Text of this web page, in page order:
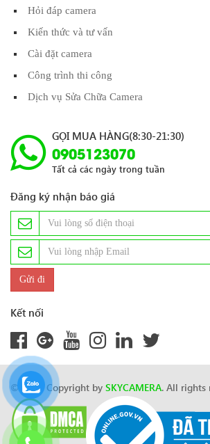
Hỏi đáp camera
Kiến thức và tư vấn
Cài đặt camera
Công trình thi công
Dịch vụ Sửa Chữa Camera
GỌI MUA HÀNG(8:30-21:30)
0905123070
Tất cả các ngày trong tuần
Đăng ký nhận báo giá
Kết nối
© 2024 Copyright by SKYCAMERA. All rights